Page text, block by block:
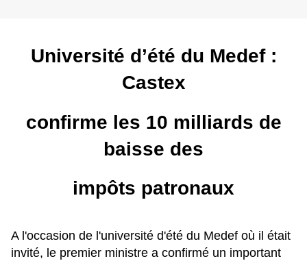
Université d’été du Medef :
Castex
confirme les 10 milliards de
baisse des
impôts patronaux
A l'occasion de l'université d'été du Medef où il était
invité, le premier ministre a confirmé un important